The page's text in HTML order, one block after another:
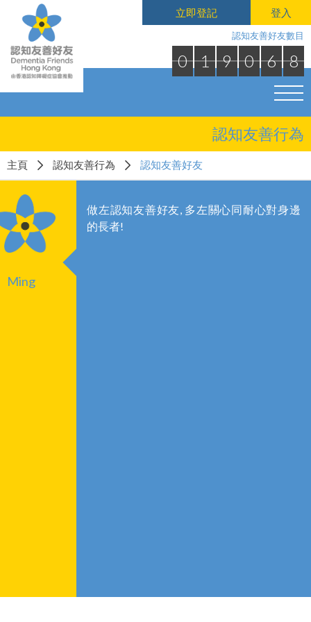
立即登記 登入
認知友善好友數目
0 1 9 0 6 8
認知友善行為
主頁 認知友善行為 認知友善好友
Ming
做左認知友善好友, 多左關心同耐心對身邊
的長者!